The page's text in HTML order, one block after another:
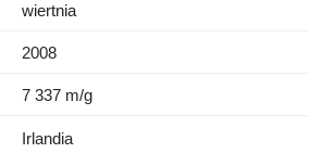
wiertnia
2008
7 337 m/g
Irlandia